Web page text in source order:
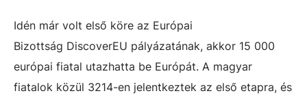
Idén már volt első köre az Európai
Bizottság DiscoverEU pályázatának, akkor 15 000
európai fiatal utazhatta be Európát. A magyar
fiatalok közül 3214-en jelentkeztek az első etapra, és